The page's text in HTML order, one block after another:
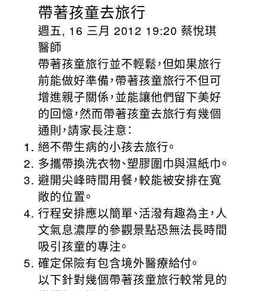
帶著孩童去旅行
週五, 16 三月 2012 19:20 蔡悅琪
醫師
帶著孩童旅行並不輕鬆，但如果旅行
前能做好準備，帶著孩童旅行不但可
增進親子關係，並能讓他們留下美好
的回憶，然而帶著孩童去旅行有幾個
通則，請家長注意：
絕不帶生病的小孩去旅行。
多攜帶換洗衣物、塑膠圍巾與濕紙巾。
避開尖峰時間用餐，較能被安排在寬
敞的位置。
行程安排應以簡單、活潑有趣為主，人
文氣息濃厚的參觀景點恐無法長時間
吸引孩童的專注。
確定保險有包含境外醫療給付。
以下針對幾個帶著孩童旅行較常見的